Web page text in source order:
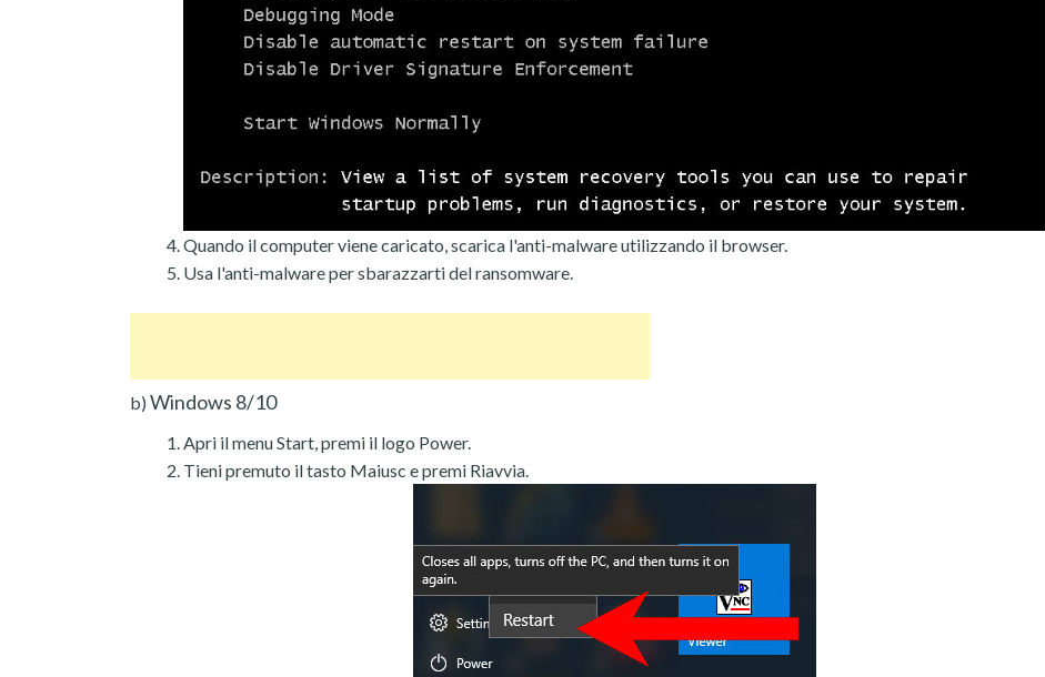
Quando il computer viene caricato, scarica l'anti-malware utilizzando il browser.
Usa l'anti-malware per sbarazzarti del ransomware.
b) Windows 8/10
Apri il menu Start, premi il logo Power.
Tieni premuto il tasto Maiusc e premi Riavvia.